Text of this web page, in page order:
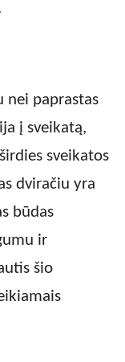
nei paprastas
į sveikatą,
sveikatos
dviračiu yra
būdas
ir
šio